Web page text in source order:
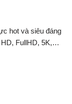
hot và siêu đáng
HD, FullHD, 5K,…